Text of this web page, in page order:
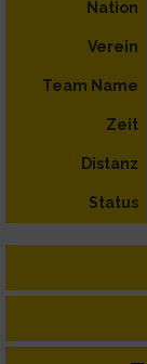
Nation
Verein
Team Name
Zeit
Distanz
Status